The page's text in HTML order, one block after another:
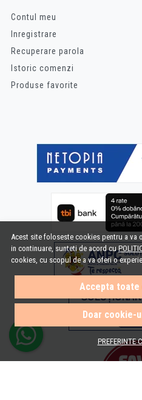
Acest site foloseste cookies pentru a va
in continuare, sunteti de acord cu
cookies, cu scopul de a va oferi o
Accepta
Doar cookie-
PREFERINTE
Contul meu
Inregistrare
Recuperare parola
Istoric comenzi
Produse favorite